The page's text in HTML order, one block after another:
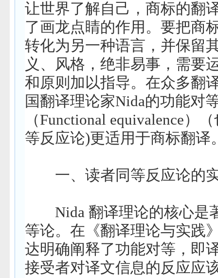
让世界了解自己，商标的翻
了画龙点睛的作用。要把商
转化为另一种语言，并保留
义、风格，绝非易事，需要
和原则加以指导。在众多翻
国翻译理论家Nida的功能对
（Functional equivalence）
等反应论)更适用于商标翻译
一、读者同等反应论的
Nida 翻译理论的核心是
等论。在《翻译理论与实践
达明确阐释了功能对等，即
接受者对译文信息的反应应